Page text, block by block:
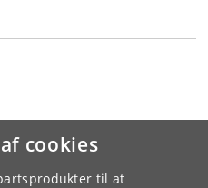
cookies
til at